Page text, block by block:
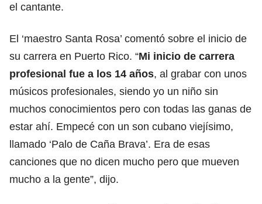
el cantante.
El ‘maestro Santa Rosa’ comentó sobre el inicio de
su carrera en Puerto Rico. “Mi inicio de carrera
profesional fue a los 14 años, al grabar con unos
músicos profesionales, siendo yo un niño sin
muchos conocimientos pero con todas las ganas de
estar ahí. Empecé con un son cubano viejísimo,
llamado ‘Palo de Caña Brava’. Era de esas
canciones que no dicen mucho pero que mueven
mucho a la gente”, dijo.